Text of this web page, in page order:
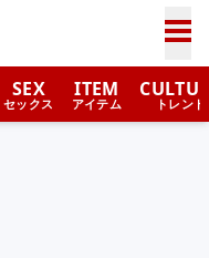
SEX
セックス
ITEM
アイテム トレンド